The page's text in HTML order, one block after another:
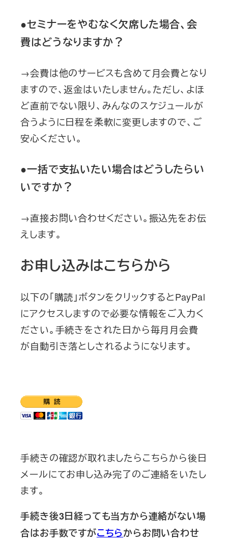
●セミナーをやむなく欠席した場合、会
費はどうなりますか？
→会費は他のサービスも含めて月会費となり
ますので、返金はいたしません。ただし、よほ
ど直前でない限り、みんなのスケジュールが
合うように日程を柔軟に変更しますので、ご
安心ください。
●一括で支払いたい場合はどうしたらい
いですか？
→直接お問い合わせください。振込先をお伝
えします。
お申し込みはこちらから
以下の「購読」ボタンをクリックするとPayPal
にアクセスしますので必要な情報をご入力く
ださい。手続きをされた日から毎月月会費
が自動引き落としされるようになります。
手続きの確認が取れましたらこちらから後日
メールにてお申し込み完了のご連絡をいたし
ます。
手続き後3日経っても当方から連絡がない場
合はお手数ですがこちらからお問い合わせ